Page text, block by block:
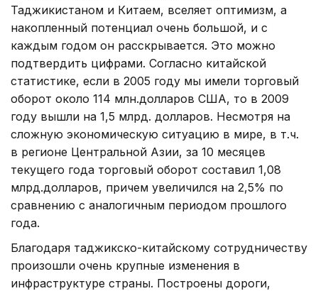
Таджикистаном и Китаем, вселяет оптимизм, а
накопленный потенциал очень большой, и с
каждым годом он расскрывается. Это можно
подтвердить цифрами. Согласно китайской
статистике, если в 2005 году мы имели торговый
оборот около 114 млн.долларов США, то в 2009
году вышли на 1,5 млрд. долларов. Несмотря на
сложную экономическую ситуацию в мире, в т.ч.
в регионе Центральной Азии, за 10 месяцев
текущего года торговый оборот составил 1,08
млрд.долларов, причем увеличился на 2,5% по
сравнению с аналогичным периодом прошлого
года.
Благодаря таджикско-китайскому сотрудничеству
произошли очень крупные изменения в
инфраструктуре страны. Построены дороги,